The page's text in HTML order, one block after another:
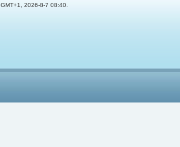
GMT+1, 2026-8-7 08:40.